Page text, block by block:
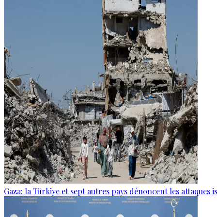
Gaza: la Türkiye et sept autres pays dénoncent les attaques